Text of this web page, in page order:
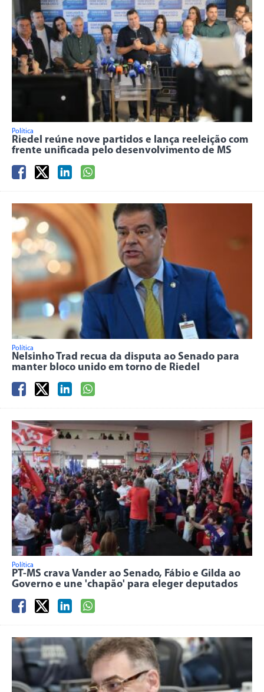
Política
Riedel reúne nove partidos e lança reeleição com
frente unificada pelo desenvolvimento de MS
Política
Nelsinho Trad recua da disputa ao Senado para
manter bloco unido em torno de Riedel
Política
PT-MS crava Vander ao Senado, Fábio e Gilda ao
Governo e une 'chapão' para eleger deputados